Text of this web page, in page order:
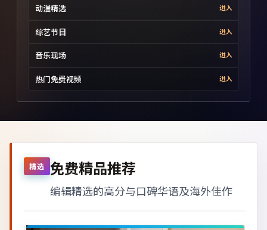
动漫精选 进入
综艺节目 进入
音乐现场 进入
热门免费视频 进入
精选 免费精品推荐
编辑精选的高分与口碑华语及海外佳作